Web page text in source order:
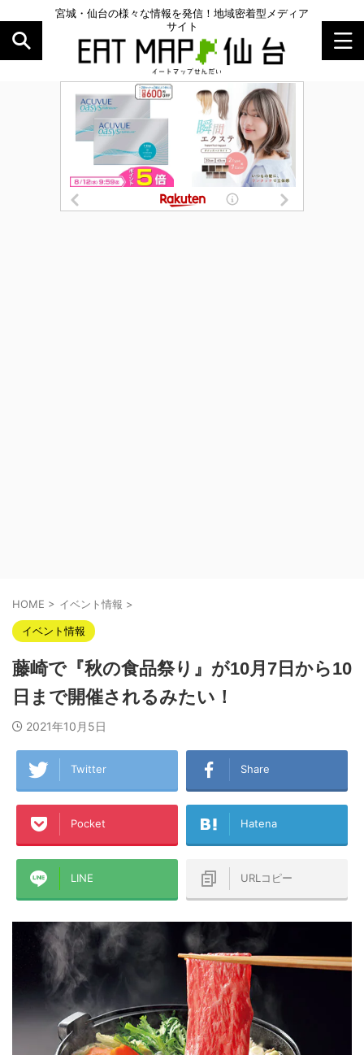
宮城・仙台の様々な情報を発信！地域密着型メディア
サイト
HOME > イベント情報 >
イベント情報
藤崎で『秋の食品祭り』が10月7日から10
日まで開催されるみたい！
2021年10月5日
Twitter Share
Pocket Hatena
LINE URLコピー